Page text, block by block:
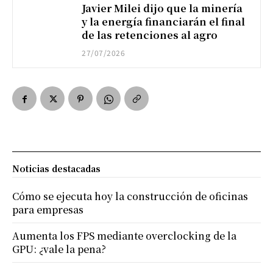
Javier Milei dijo que la minería
y la energía financiarán el final
de las retenciones al agro
27/07/2026
Noticias destacadas
Cómo se ejecuta hoy la construcción de oficinas
para empresas
Aumenta los FPS mediante overclocking de la
GPU: ¿vale la pena?